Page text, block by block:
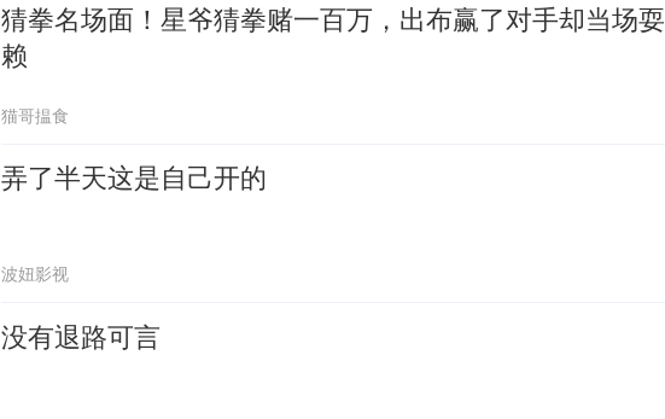
猜拳名场面！星爷猜拳赌一百万，出布赢了对手却当场耍
赖
猫哥揾食
弄了半天这是自己开的
波妞影视
没有退路可言